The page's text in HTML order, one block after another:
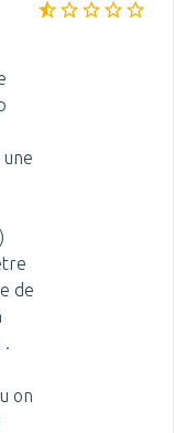
de
.
on